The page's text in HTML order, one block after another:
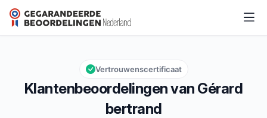
Gérard bertrand
Algemene beoordeling: 9,6 van 10
9,6/10
Klantenbeoordelingen van Gérard
bertrand
Vertrouwenscertificaat